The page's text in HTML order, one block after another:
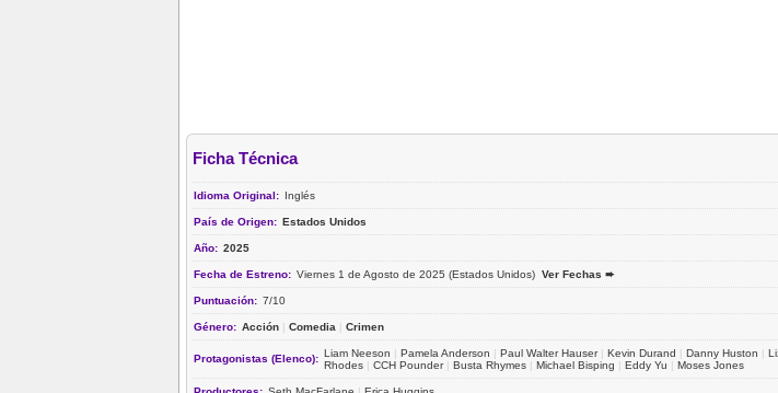
Ficha Técnica
Idioma Original: Inglés
País de Origen: Estados Unidos
Año: 2025
Fecha de Estreno: Viernes 1 de Agosto de 2025 (Estados Unidos) Ver Fechas ➨
Puntuación: 7/10
Género: Acción | Comedia | Crimen
Protagonistas (Elenco): Liam Neeson | Pamela Anderson | Paul Walter Hauser| Kevin Durand | Danny Huston |
Rhodes | CCH Pounder| Busta Rhymes | Michael Bisping | Eddy Yu | Moses Jones